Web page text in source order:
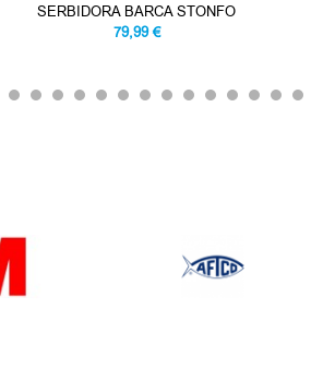
SERBIDORA BARCA STONFO
79,99 €